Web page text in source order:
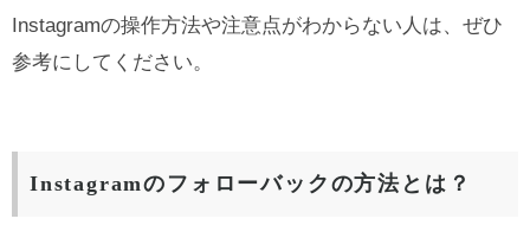
Instagramの操作方法や注意点がわからない人は、ぜひ
参考にしてください。
Instagramのフォローバックの方法とは？